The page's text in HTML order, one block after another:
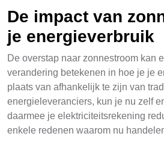
De impact van
je energieverbruik
De overstap naar zonnestroom kan
verandering betekenen in hoe je je
plaats van afhankelijk te zijn van
energieleveranciers, kun je nu zelf
daarmee je elektriciteitsrekening
enkele redenen waarom nu